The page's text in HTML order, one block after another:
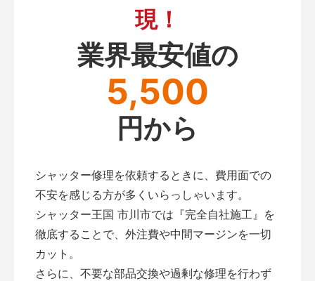
現！
業界最安値の
5,500
円から
シャッター修理を依頼するときに、費用面での
不安を感じる方が多くいらっしゃいます。
シャッター王国 市川市では『完全自社施工』を
徹底することで、外注費や中間マージンを一切
カット。
さらに、不要な部品交換や過剰な修理を行わず